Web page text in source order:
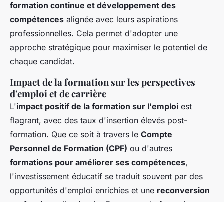
formation continue et développement des
compétences alignée avec leurs aspirations
professionnelles. Cela permet d'adopter une
approche stratégique pour maximiser le potentiel de
chaque candidat.
Impact de la formation sur les perspectives
d'emploi et de carrière
L'impact positif de la formation sur l'emploi est
flagrant, avec des taux d'insertion élevés post-
formation. Que ce soit à travers le Compte
Personnel de Formation (CPF) ou d'autres
formations pour améliorer ses compétences,
l'investissement éducatif se traduit souvent par des
opportunités d'emploi enrichies et une reconversion